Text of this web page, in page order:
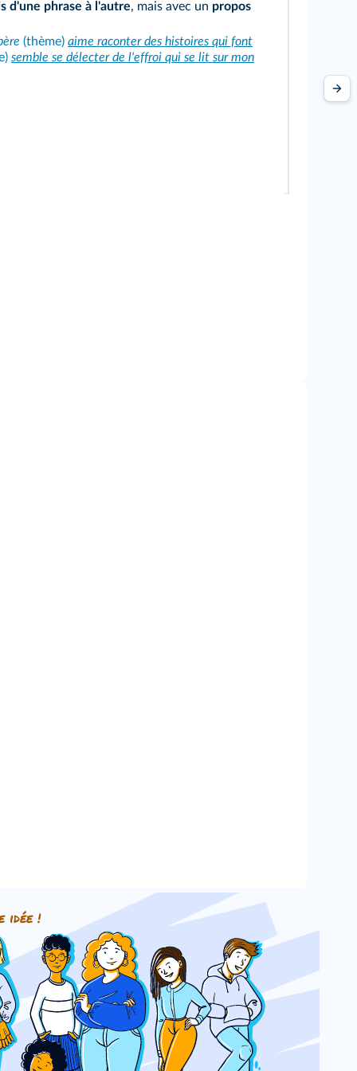
d'une phrase à l'autre, mais avec un propos
(thème) aime raconter des histoires qui font
semble se délecter de l'effroi qui se lit sur mon
idée !